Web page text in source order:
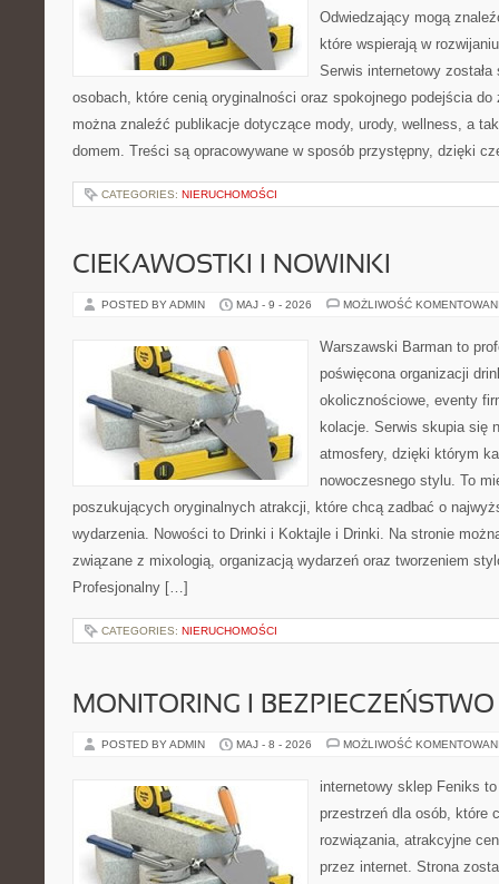
Odwiedzający mogą
które wspierają w
Serwis internetowy
osobach, które cenią oryginalności oraz spokojnego podejścia do
można znaleźć publikacje dotyczące mody, urody, wellness, a
domem. Treści są opracowywane w sposób przystępny, dzięki
CATEGORIES: NIERUCHOMOŚCI
CIEKAWOSTKI I NOWINKI
POSTED BY ADMIN MAJ - 9 - 2026 MOŻLIWOŚĆ
Warszawski Barman to
poświęcona organizacji
okolicznościowe, eventy
kolacje. Serwis skupia się
atmosfery, dzięki którym
nowoczesnego stylu. To
poszukujących oryginalnych atrakcji, które chcą zadbać o
wydarzenia. Nowości to Drinki i Koktajle i Drinki. Na stronie
związane z mixologią, organizacją wydarzeń oraz tworzeniem
Profesjonalny […]
CATEGORIES: NIERUCHOMOŚCI
MONITORING I
POSTED BY ADMIN MAJ - 8 - 2026 MOŻLIWOŚĆ
internetowy sklep Feniks
przestrzeń dla osób, które
rozwiązania, atrakcyjne
przez internet. Strona